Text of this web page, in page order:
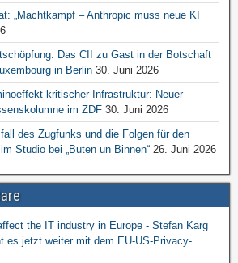
„Machtkampf – Anthropic muss neue KI
Das CII zu Gast in der Botschaft
in Berlin 30. Juni 2026
kritischer Infrastruktur: Neuer
im ZDF 30. Juni 2026
des Zugfunks und die Folgen für den
Studio bei „Buten un Binnen“ 26. Juni 2026
the IT industry in Europe - Stefan Karg
es jetzt weiter mit dem EU-US-Privacy-